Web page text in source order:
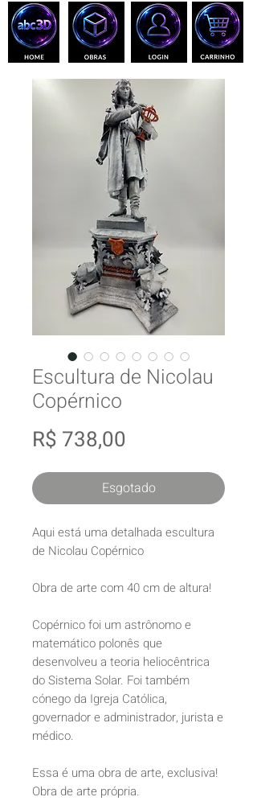
Escultura de Nicolau
Copérnico
R$ 738,00
Esgotado
Aqui está uma detalhada escultura
de Nicolau Copérnico
Obra de arte com 40 cm de altura!
Copérnico foi um astrônomo e
matemático polonês que
desenvolveu a teoria heliocêntrica
do Sistema Solar. Foi também
cónego da Igreja Católica,
governador e administrador, jurista e
médico.
Essa é uma obra de arte, exclusiva!
Obra de arte própria.